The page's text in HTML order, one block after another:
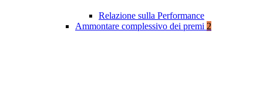
Relazione sulla Performance
Ammontare complessivo dei premi 2